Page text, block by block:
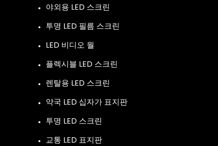
야외용 LED 스크린
투명 LED 필름 스크린
LED 비디오 월
플렉시블 LED 스크린
렌탈용 LED 스크린
약국 LED 십자가 표지판
투명 LED 스크린
교통 LED 표지판